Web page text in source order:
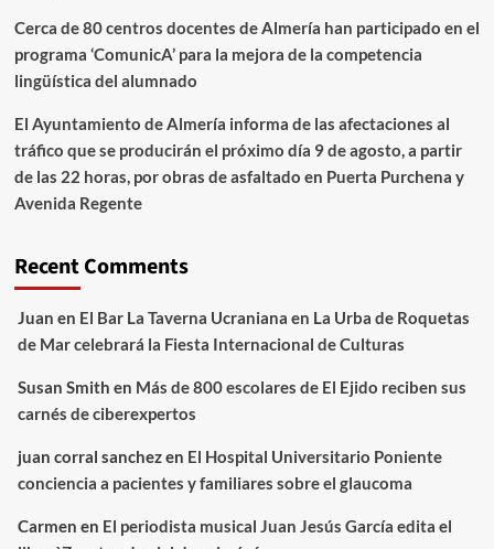
Cerca de 80 centros docentes de Almería han participado en el
programa ‘ComunicA’ para la mejora de la competencia
lingüística del alumnado
El Ayuntamiento de Almería informa de las afectaciones al
tráfico que se producirán el próximo día 9 de agosto, a partir
de las 22 horas, por obras de asfaltado en Puerta Purchena y
Avenida Regente
Recent Comments
Juan en El Bar La Taverna Ucraniana en La Urba de Roquetas
de Mar celebrará la Fiesta Internacional de Culturas
Susan Smith en Más de 800 escolares de El Ejido reciben sus
carnés de ciberexpertos
juan corral sanchezen El Hospital Universitario Poniente
conciencia a pacientes y familiares sobre el glaucoma
Carmen en El periodista musical Juan Jesús García edita el